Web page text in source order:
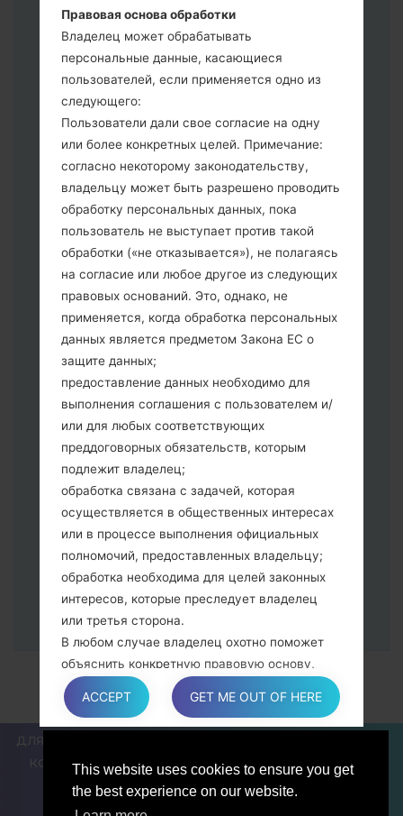
This website uses cookies to ensure you get
the best experience on our website.
3.
Если вы хотите прошить телефон и
сбросить к заводским настройкам
выберите CSC _ ***, в другом случае
выберите HOME_CSC _ *** для
сохранения Ваших данных.
Теперь выключите устройство и
войдите в "Download" режим. Все
методы как это сделать:
Нажмите и удерживайте клавиши:
питание, громкости и Bixbi.
Нажмите и удерживайте клавиши:
регулировки громкости. Подключив
телефон к ПК используя USB кабель.
Нажмите и удерживайте клавиши:
питание, громкости и домой.
Подключите USB кабель и нажмите
клавиши: уменьшение звука и Bixbi.
Нажмите и удерживайте клавиши:
питания и увеличения громкости
Далее подключите к компьютеру,
программа Odin должна определить
Ваш девайс и "COM port number"
появится на экране.
Укажите только "F.Reset" время и "Auto-
Reboot".
В конце нажмите кнопку "Start". Ваше
устройство перезагрузится и
отсоединится от ПК.
ДЛЯ БЛОГЕРОВ И ПИСАТЕЛЕЙ
КОНТАКТЫ
ПОЛИТИКА КОНФИДЕНЦИАЛЬНОСТИ
УСЛОВИЯ ОБСЛУЖИВАНИЯ
Правовая основа обработки
Владелец может обрабатывать
персональные данные, касающиеся
пользователей, если применяется одно из
следующего:
Пользователи дали свое согласие на одну
или более конкретных целей. Примечание:
согласно некоторому законодательству,
владельцу может быть разрешено проводить
обработку персональных данных, пока
пользователь не выступает против такой
обработки («не отказывается»), не полагаясь
на согласие или любое другое из следующих
правовых оснований. Это, однако, не
применяется, когда обработка персональных
данных является предметом Закона ЕС о
защите данных;
предоставление данных необходимо для
выполнения соглашения с пользователем и/
или для любых соответствующих
преддоговорных обязательств, которым
подлежит владелец;
обработка связана с задачей, которая
осуществляется в общественных интересах
или в процессе выполнения официальных
полномочий, предоставленных владельцу;
обработка необходима для целей законных
интересов, которые преследует владелец
или третья сторона.
В любом случае владелец охотно поможет
объяснить конкретную правовую основу,
которая применяется к обработке, и в
частности, является ли предоставление
персональных данных обязательным или
необходимым для заключения договора.
ACCEPT GET ME OUT OF HERE